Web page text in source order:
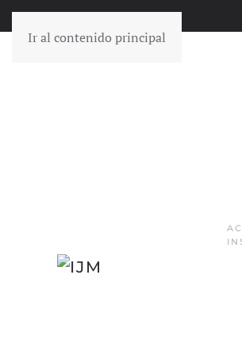
Ir al contenido principal